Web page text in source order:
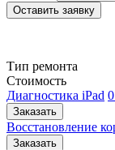
Оставить заявку
Тип ремонта
Стоимость
Диагностика iPad
Заказать
Восстановление
Заказать